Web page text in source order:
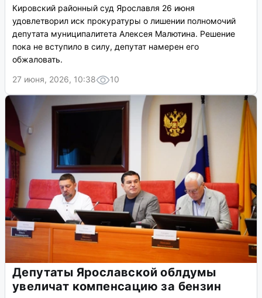
Кировский районный суд Ярославля 26 июня
удовлетворил иск прокуратуры о лишении полномочий
депутата муниципалитета Алексея Малютина. Решение
пока не вступило в силу, депутат намерен его
обжаловать.
27 июня, 2026, 10:38
10
Депутаты Ярославской облдумы
увеличат компенсацию за бензин